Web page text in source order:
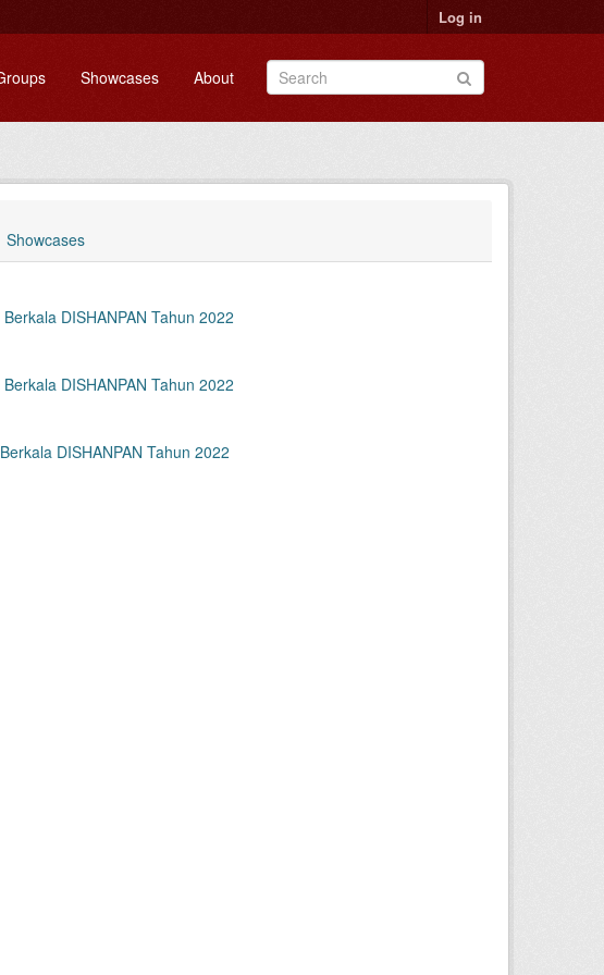
Log in
Showcases About
Showcases
DISHANPAN Tahun 2022
DISHANPAN Tahun 2022
DISHANPAN Tahun 2022